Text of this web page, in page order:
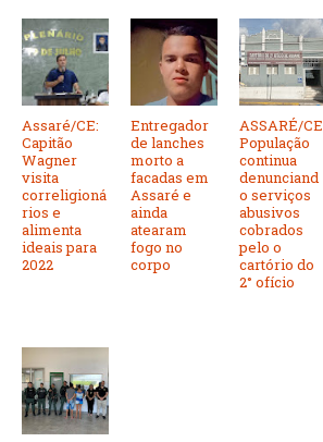
Assaré/CE:
Capitão
Wagner
visita
correligioná
rios e
alimenta
ideais para
2022
Entregador
de lanches
morto a
facadas em
Assaré e
ainda
atearam
fogo no
corpo
ASSARÉ/CE
População
continua
denunciand
o serviços
abusivos
cobrados
pelo o
cartório do
2° ofício